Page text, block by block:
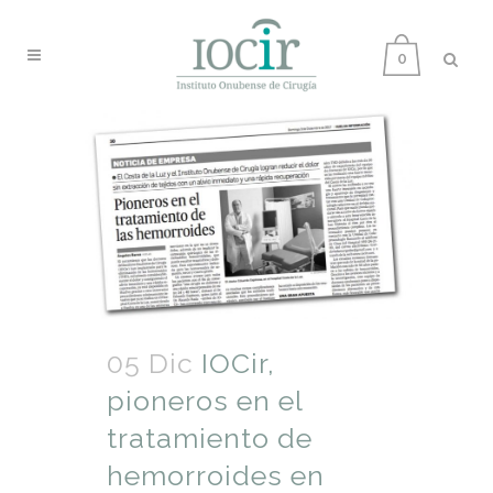
0
05 Dic IOCir,
pioneros en el
tratamiento de
hemorroides en